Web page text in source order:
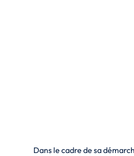
Dans le cadre de sa